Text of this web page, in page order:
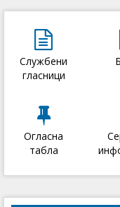
Службени
гласници
Огласна
табла